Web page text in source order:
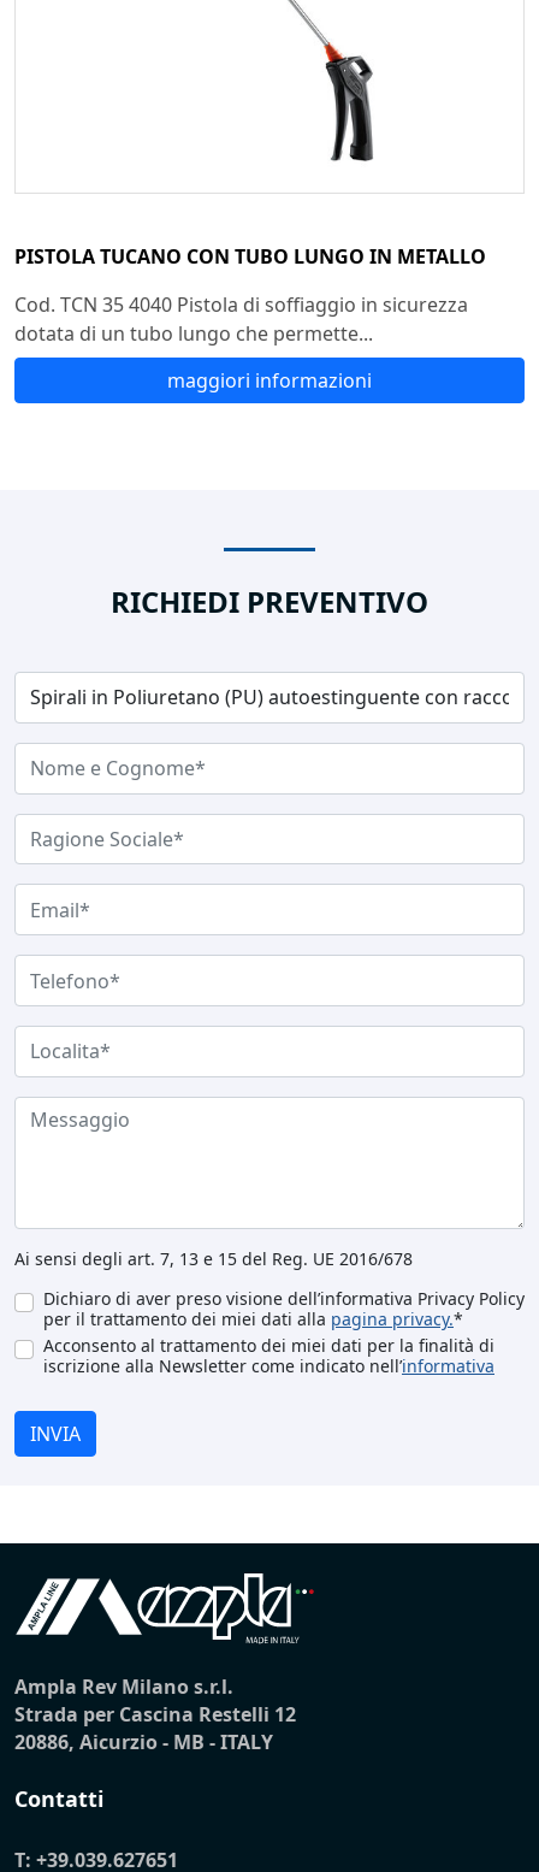
PISTOLA TUCANO CON TUBO LUNGO IN METALLO
Cod. TCN 35 4040 Pistola di soffiaggio in sicurezza
dotata di un tubo lungo che permette...
maggiori informazioni
RICHIEDI PREVENTIVO
Ai sensi degli art. 7, 13 e 15 del Reg. UE 2016/678
Dichiaro di aver preso visione dell’informativa Privacy Policy
per il trattamento dei miei dati alla pagina privacy.*
Acconsento al trattamento dei miei dati per la finalità di
iscrizione alla Newsletter come indicato nell’informativa
INVIA
Ampla Rev Milano s.r.l.
Strada per Cascina Restelli 12
20886, Aicurzio - MB - ITALY
Contatti
T: +39.039.627651